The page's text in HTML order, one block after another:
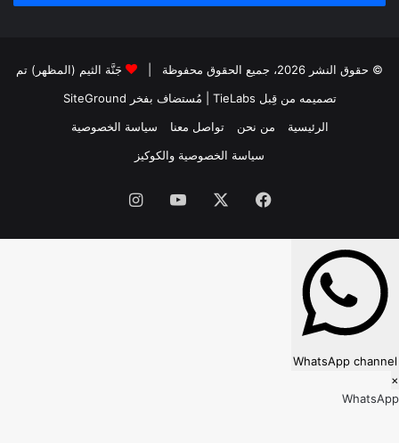
© حقوق النشر 2026، جميع الحقوق محفوظة |
جَنَّة الثيم (المظهر) تم
تصميمه من قِبل TieLabs
| مُستضاف بفخر SiteGround
الرئيسية
من نحن تواصل معنا
سياسة الخصوصية
سياسة الخصوصية والكوكيز
فيسبوك ‫YouTubeانستقرام
WhatsApp channel
×
WhatsApp